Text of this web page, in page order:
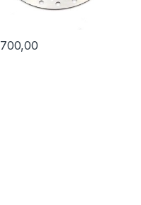
700,00